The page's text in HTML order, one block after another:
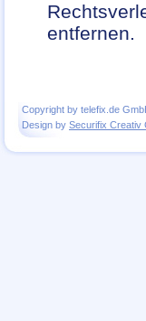
entfernen.
Copyright by telefix.de
Design by Securifix Creativ